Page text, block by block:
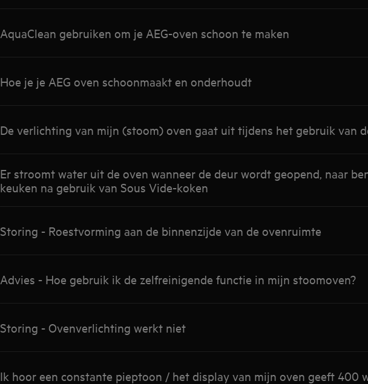
AquaClean gebruiken om je AEG-oven schoon te maken
Hoe je je AEG oven schoonmaakt en onderhoudt
De verlichting van mijn (stoom) oven gaat uit tijdens het gebruik van
Er stroomt water uit de oven wanneer de deur wordt geopend, naar
keuken na gebruik van Sous Vide-koken
Storing - Roestvorming aan de binnenzijde van de ovenruimte
Advies - Hoe gebruik ik de zelfreinigende functie in mijn stoomoven?
Storing - Ovenverlichting werkt niet
Ik hoor een constante pieptoon / het display van mijn oven geeft 400